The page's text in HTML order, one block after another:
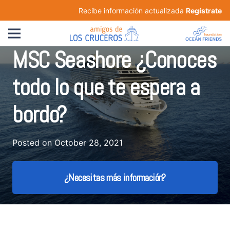
Recibe información actualizada Regístrate
MSC Seashore ¿Conoces
todo lo que te espera a
bordo?
Posted onOctober 28, 2021
¿Necesitas más información?